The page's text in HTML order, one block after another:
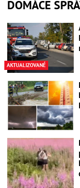
DOMÁCE
AKTUALIZOVANÉ